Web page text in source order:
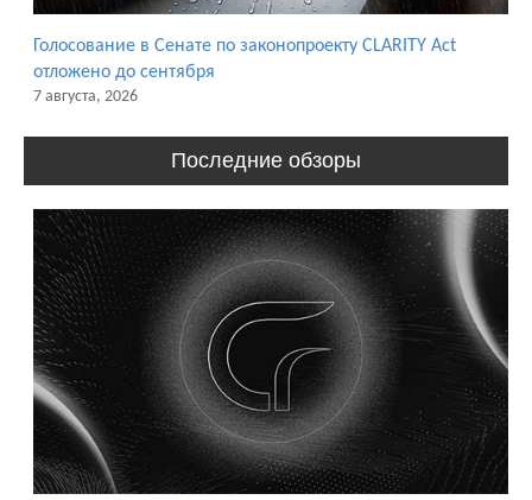
Голосование в Сенате по законопроекту CLARITY Act
отложено до сентября
7 августа, 2026
Последние обзоры